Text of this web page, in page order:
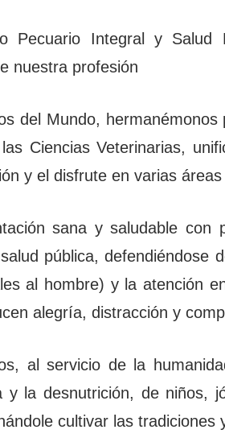
Pecuario Integral y
nuestra profesión
del Mundo,
Ciencias Veterinarias,
y el disfrute en varias
sana y saludable con
pública, defendiéndose
al hombre) y la atención
alegría, distracción y
al servicio de la
y la desnutrición, de niños,
cultivar las tradiciones